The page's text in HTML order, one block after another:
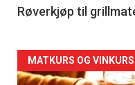
4
Røverkjøp til
Forsiden
MATKURS OG VINKURS